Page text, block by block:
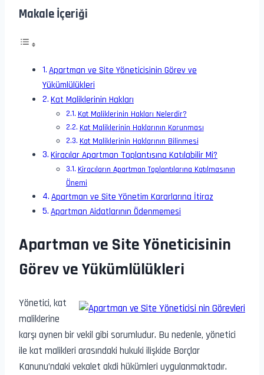
Makale İçeriği
Apartman ve Site Yöneticisinin Görev ve
Yükümlülükleri
Kat Maliklerinin Hakları
Kat Maliklerinin Hakları Nelerdir?
Kat Maliklerinin Haklarının Korunması
Kat Maliklerinin Haklarının Bilinmesi
Kiracılar Apartman Toplantısına Katılabilir Mi?
Kiracıların Apartman Toplantılarına Katılmasının
Önemi
Apartman ve Site Yönetim Kararlarına İtiraz
Apartman Aidatlarının Ödenmemesi
Apartman ve Site Yöneticisinin
Görev ve Yükümlülükleri
Yönetici, kat
maliklerine
karşı aynen bir vekil gibi sorumludur. Bu nedenle, yönetici
ile kat malikleri arasındaki hukuki ilişkide Borçlar
Kanunu’ndaki vekalet akdi hükümleri uygulanmaktadır.